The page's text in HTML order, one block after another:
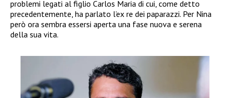
problemi legati al figlio Carlos Maria di cui, come detto
precedentemente, ha parlato l’ex re dei paparazzi. Per Nina
però ora sembra essersi aperta una fase nuova e serena
della sua vita.